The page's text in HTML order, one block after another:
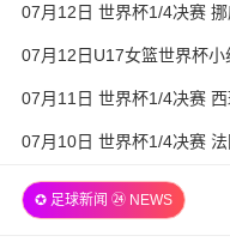
07月12日 世界杯1/4决赛
07月12日U17女篮世界杯
篮 全场录像
07月11日 世界杯1/4决赛
07月10日 世界杯1/4决赛
✪ 足球新闻 ㉔ NEWS